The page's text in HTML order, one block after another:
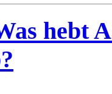
hebt